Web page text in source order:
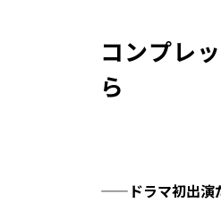
コンプレ
ら
——ドラマ初出演